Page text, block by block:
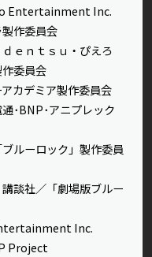
Entertainment Inc.
作委員会
ｅｎｔｓｕ・ぴえろ
委員会
カデミア製作委員会
･BNP･アニプレック
ルーロック」製作委員
談社／「劇場版ブルー
Inc.
Project